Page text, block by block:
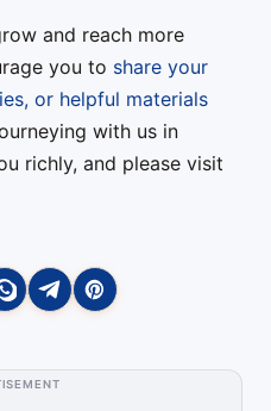
and reach more
you to share your
or helpful materials
with us in
richly, and please visit